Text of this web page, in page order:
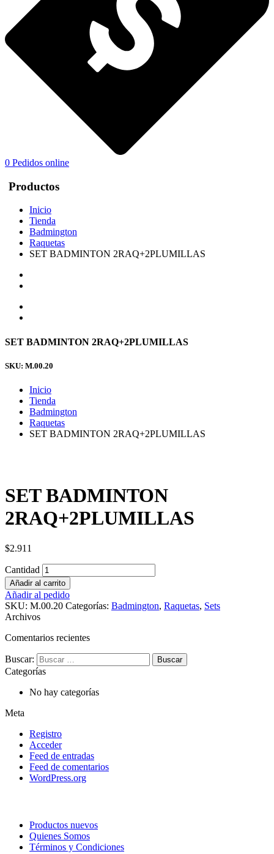
0 Pedidos online
Productos
Inicio
Tienda
Badmington
Raquetas
SET BADMINTON 2RAQ+2PLUMILLAS
SET BADMINTON 2RAQ+2PLUMILLAS
SKU: M.00.20
Inicio
Tienda
Badmington
Raquetas
SET BADMINTON 2RAQ+2PLUMILLAS
SET BADMINTON
2RAQ+2PLUMILLAS
$2.911
Cantidad
Añadir al carrito
Añadir al pedido
SKU: M.00.20 Categorías: Badmington, Raquetas, Sets
Archivos
Comentarios recientes
Buscar:
Categorías
No hay categorías
Meta
Registro
Acceder
Feed de entradas
Feed de comentarios
WordPress.org
Productos nuevos
Quienes Somos
Términos y Condiciones